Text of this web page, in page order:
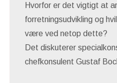
Hvorfor er det vigtigt at
forretningsudvikling og
være ved netop dette?
Det diskuterer
chefkonsulent Gustaf